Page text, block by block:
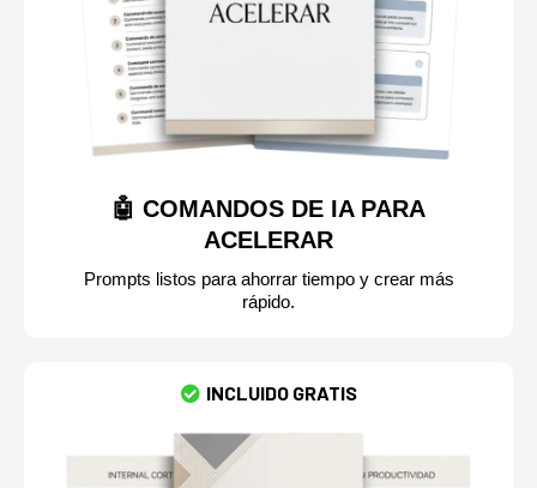
🤖 COMANDOS DE IA PARA
ACELERAR
Prompts listos para ahorrar tiempo y crear más
rápido.
INCLUIDO GRATIS